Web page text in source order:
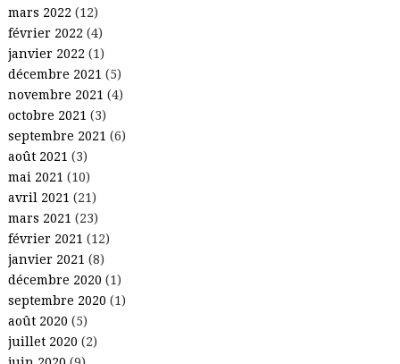
mars 2022 (12)
février 2022 (4)
janvier 2022 (1)
décembre 2021 (5)
novembre 2021 (4)
octobre 2021 (3)
septembre 2021 (6)
août 2021 (3)
mai 2021 (10)
avril 2021 (21)
mars 2021 (23)
février 2021 (12)
janvier 2021 (8)
décembre 2020 (1)
septembre 2020 (1)
août 2020 (5)
juillet 2020 (2)